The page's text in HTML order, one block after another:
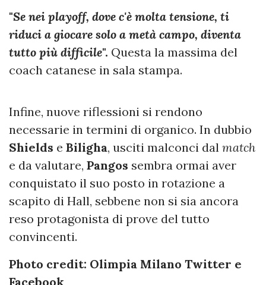
"Se nei playoff, dove c'è molta tensione, ti
riduci a giocare solo a metà campo, diventa
tutto più difficile". Questa la massima del
coach catanese in sala stampa.
Infine, nuove riflessioni si rendono
necessarie in termini di organico. In dubbio
Shields e Biligha, usciti malconci dal match
e da valutare, Pangos sembra ormai aver
conquistato il suo posto in rotazione a
scapito di Hall, sebbene non si sia ancora
reso protagonista di prove del tutto
convincenti.
Photo credit: Olimpia Milano Twitter e
Facebook